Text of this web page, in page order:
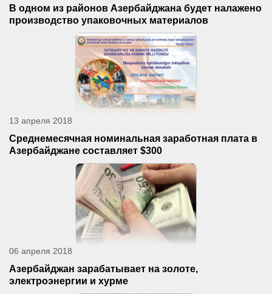
В одном из районов Азербайджана будет налажено
производство упаковочных материалов
13 апреля 2018
Среднемесячная номинальная заработная плата в
Азербайджане составляет $300
06 апреля 2018
Азербайджан зарабатывает на золоте,
электроэнергии и хурме